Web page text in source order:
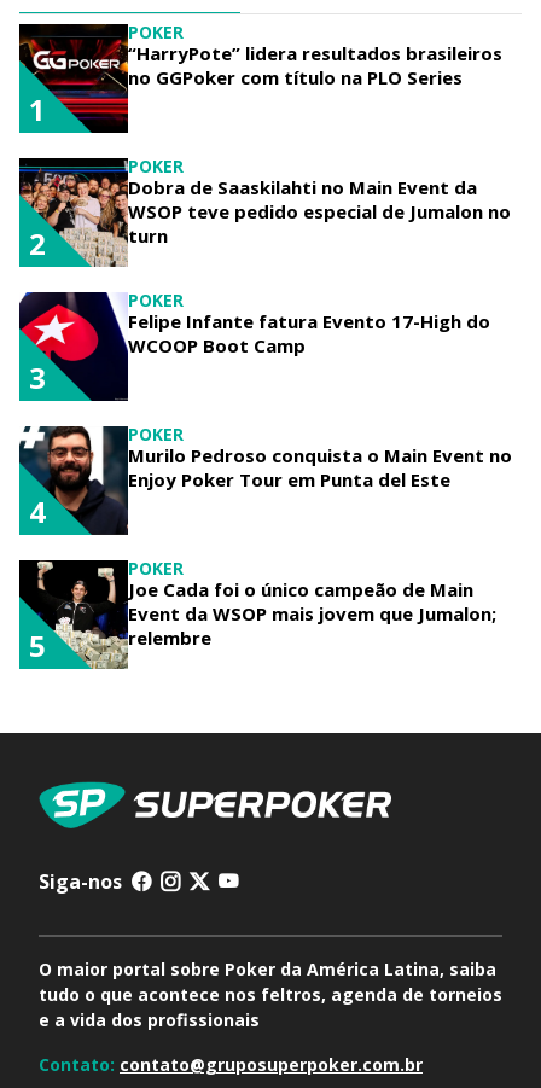
POKER
“HarryPote” lidera resultados brasileiros
no GGPoker com título na PLO Series
1
POKER
Dobra de Saaskilahti no Main Event da
WSOP teve pedido especial de Jumalon no
turn
2
POKER
Felipe Infante fatura Evento 17-High do
WCOOP Boot Camp
3
POKER
Murilo Pedroso conquista o Main Event no
Enjoy Poker Tour em Punta del Este
4
POKER
Joe Cada foi o único campeão de Main
Event da WSOP mais jovem que Jumalon;
relembre
5
Siga-nos
O maior portal sobre Poker da América Latina, saiba
tudo o que acontece nos feltros, agenda de torneios
e a vida dos profissionais
Contato: contato@gruposuperpoker.com.br